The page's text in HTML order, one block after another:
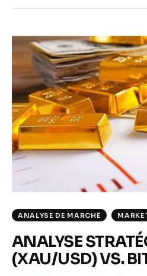
ANALYSE DE MARCHÉ
ANALYSE
(XAU/USD) VS.